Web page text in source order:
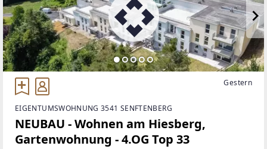
Gestern
EIGENTUMSWOHNUNG 3541 SENFTENBERG
NEUBAU - Wohnen am Hiesberg,
Gartenwohnung - 4.OG Top 33